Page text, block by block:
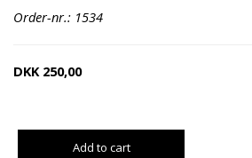
Order-nr.: 1534
DKK 250,00
Add to cart